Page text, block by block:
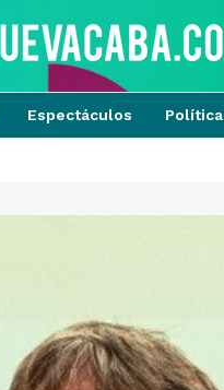
Espectáculos Política